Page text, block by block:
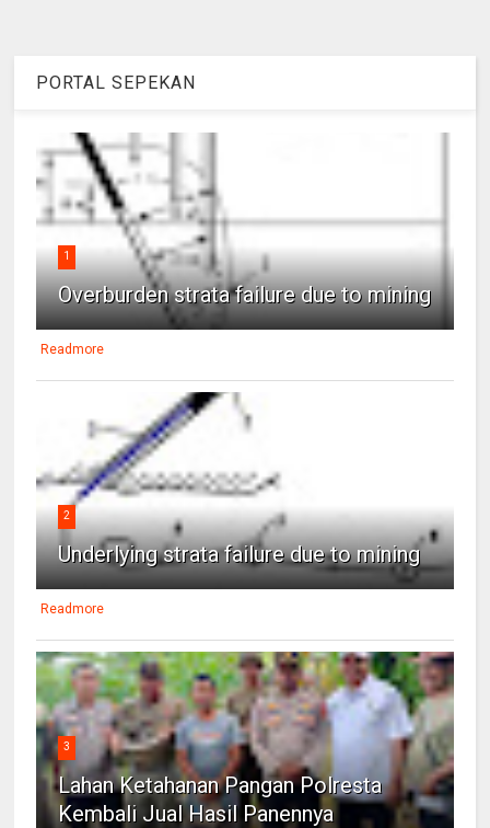
PORTAL SEPEKAN
1
Overburden strata failure due to mining
Readmore
2
Underlying strata failure due to mining
Readmore
3
Lahan Ketahanan Pangan Polresta
Kembali Jual Hasil Panennya